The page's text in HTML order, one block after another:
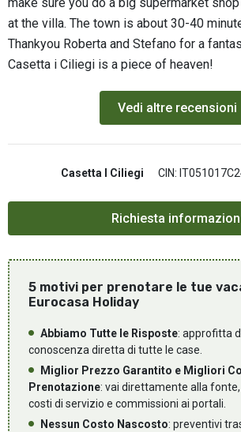
at the villa. The town is about 30-40
Thankyou Roberta and Stefano for a
Casetta i Ciliegi is a piece of heaven!
Vedi altre recensioni
Casetta I Ciliegi CIN:
5 motivi per prenotare le tue
Eurocasa Holiday
Abbiamo Tutte le Risposte: approfitta
conoscenza diretta di tutte le case.
Miglior Prezzo Garantito e Migliori
Prenotazione: vai direttamente alla
costi di servizio e commissioni ai portali.
Nessun Costo Nascosto: preventivi